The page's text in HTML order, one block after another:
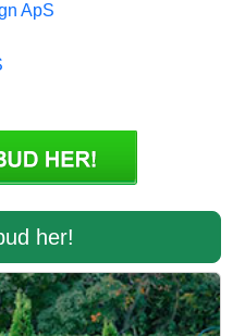
ApS
her!